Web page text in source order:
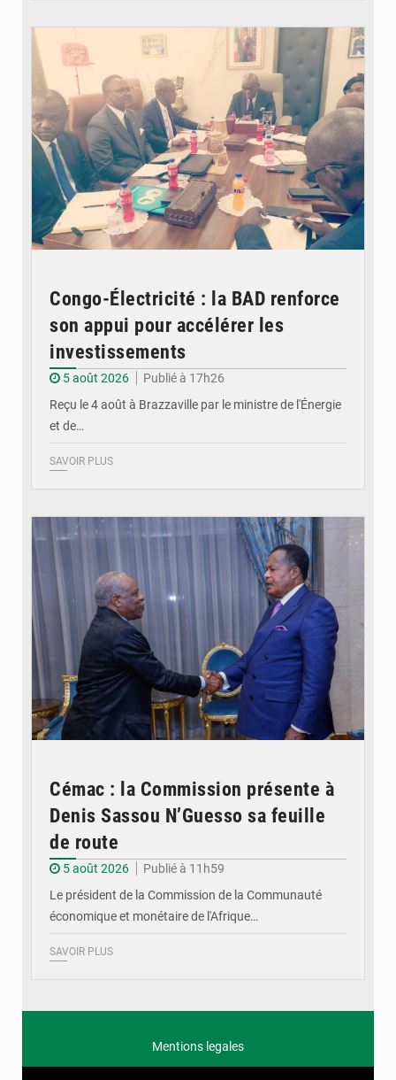
Congo-Électricité : la BAD renforce
son appui pour accélérer les
investissements
5 août 2026
Publié à 17h26
Reçu le 4 août à Brazzaville par le ministre de l'Énergie
et de…
SAVOIR PLUS
Cémac : la Commission présente à
Denis Sassou N’Guesso sa feuille
de route
5 août 2026
Publié à 11h59
Le président de la Commission de la Communauté
économique et monétaire de l'Afrique…
SAVOIR PLUS
Mentions legales